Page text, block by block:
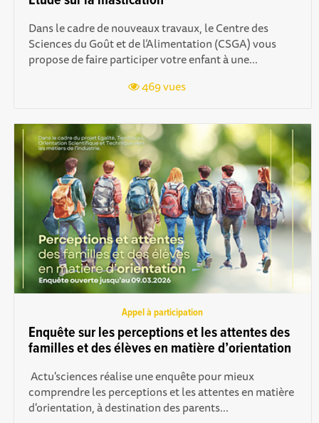
Dans le cadre de nouveaux travaux, le Centre des
Sciences du Goût et de l’Alimentation (CSGA) vous
propose de faire participer votre enfant à une...
469 vues
Appel à participation
Enquête sur les perceptions et les attentes des
familles et des élèves en matière d’orientation
Actu'sciences réalise une enquête pour mieux
compr endre les perceptions et les attentes en matière
d'orientation, à destination des parents...